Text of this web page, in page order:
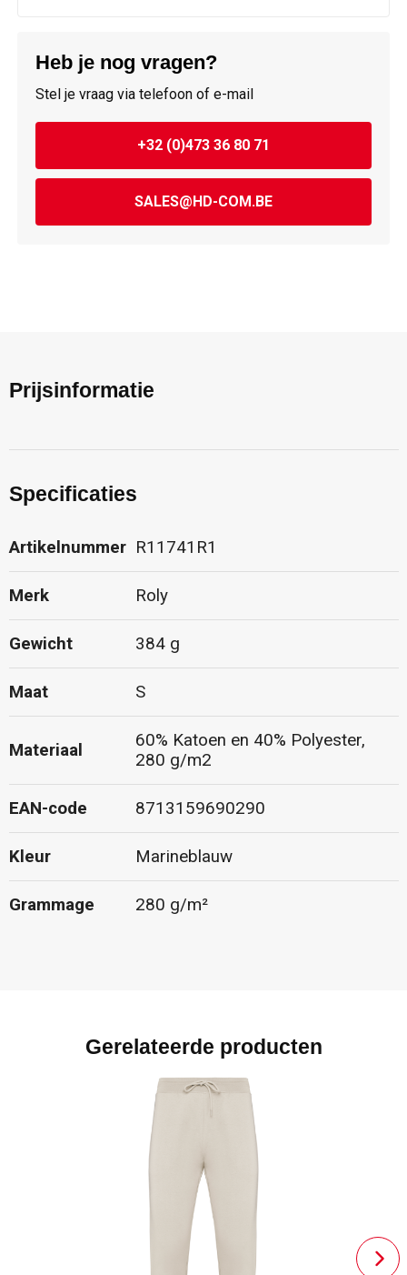
Heb je nog vragen?
Stel je vraag via telefoon of e-mail
+32 (0)473 36 80 71
SALES@HD-COM.BE
Prijsinformatie
Specificaties
Artikelnummer R11741R1
Merk Roly
Gewicht 384 g
Maat S
Materiaal
60% Katoen en 40% Polyester,
280 g/m2
EAN-code 8713159690290
Kleur Marineblauw
Grammage 280 g/m²
Gerelateerde producten